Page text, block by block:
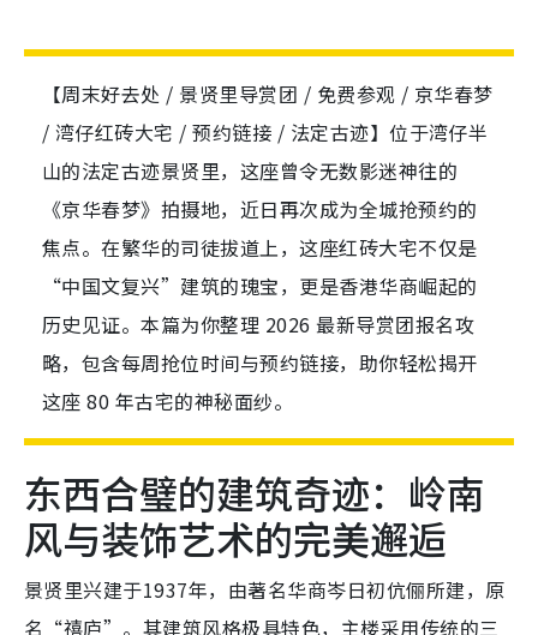
【周末好去处 / 景贤里导赏团 / 免费参观 / 京华春梦
/ 湾仔红砖大宅 / 预约链接 / 法定古迹】位于湾仔半
山的法定古迹景贤里，这座曾令无数影迷神往的
《京华春梦》拍摄地，近日再次成为全城抢预约的
焦点。在繁华的司徒拔道上，这座红砖大宅不仅是
“中国文复兴”建筑的瑰宝，更是香港华商崛起的
历史见证。本篇为你整理 2026 最新导赏团报名攻
略，包含每周抢位时间与预约链接，助你轻松揭开
这座 80 年古宅的神秘面纱。
东西合璧的建筑奇迹：岭南
风与装饰艺术的完美邂逅
景贤里兴建于1937年，由著名华商岑日初伉俪所建，原
名“禧庐”。其建筑风格极具特色，主楼采用传统的三